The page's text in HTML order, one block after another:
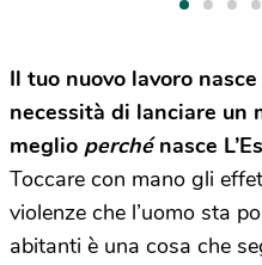
Il tuo nuovo lavoro
necessità di lanciare un
meglio perchénasce
Toccare con mano gli
violenze che l’uomo sta
abitanti è una cosa che